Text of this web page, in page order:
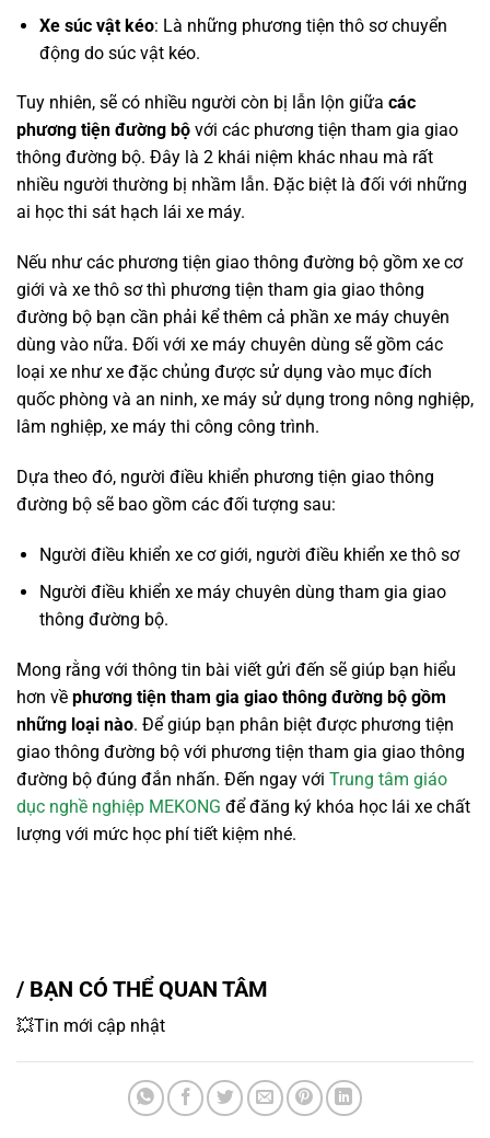
Xe súc vật kéo: Là những phương tiện thô sơ chuyển
động do súc vật kéo.
Tuy nhiên, sẽ có nhiều người còn bị lẫn lộn giữa các
phương tiện đường bộ với các phương tiện tham gia giao
thông đường bộ. Đây là 2 khái niệm khác nhau mà rất
nhiều người thường bị nhầm lẫn. Đặc biệt là đối với những
ai học thi sát hạch lái xe máy.
Nếu như các phương tiện giao thông đường bộ gồm xe cơ
giới và xe thô sơ thì phương tiện tham gia giao thông
đường bộ bạn cần phải kể thêm cả phần xe máy chuyên
dùng vào nữa. Đối với xe máy chuyên dùng sẽ gồm các
loại xe như xe đặc chủng được sử dụng vào mục đích
quốc phòng và an ninh, xe máy sử dụng trong nông nghiệp,
lâm nghiệp, xe máy thi công công trình.
Dựa theo đó, người điều khiển phương tiện giao thông
đường bộ sẽ bao gồm các đối tượng sau:
Người điều khiển xe cơ giới, người điều khiển xe thô sơ
Người điều khiển xe máy chuyên dùng tham gia giao
thông đường bộ.
Mong rằng với thông tin bài viết gửi đến sẽ giúp bạn hiểu
hơn về phương tiện tham gia giao thông đường bộ gồm
những loại nào. Để giúp bạn phân biệt được phương tiện
giao thông đường bộ với phương tiện tham gia giao thông
đường bộ đúng đắn nhấn. Đến ngay với Trung tâm giáo
dục nghề nghiệp MEKONG để đăng ký khóa học lái xe chất
lượng với mức học phí tiết kiệm nhé.
/ BẠN CÓ THỂ QUAN TÂM
💥Tin mới cập nhật